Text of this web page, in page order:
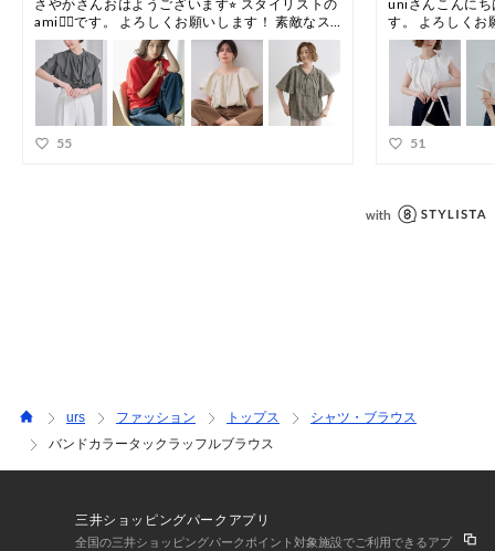
urs ファッション トップス
シャツ・ブラウス
バンドカラータックラッフルブラウス
三井ショッピングパークアプリ
全国の三井ショッピングパークポイント対象施設でご利用できるアプ